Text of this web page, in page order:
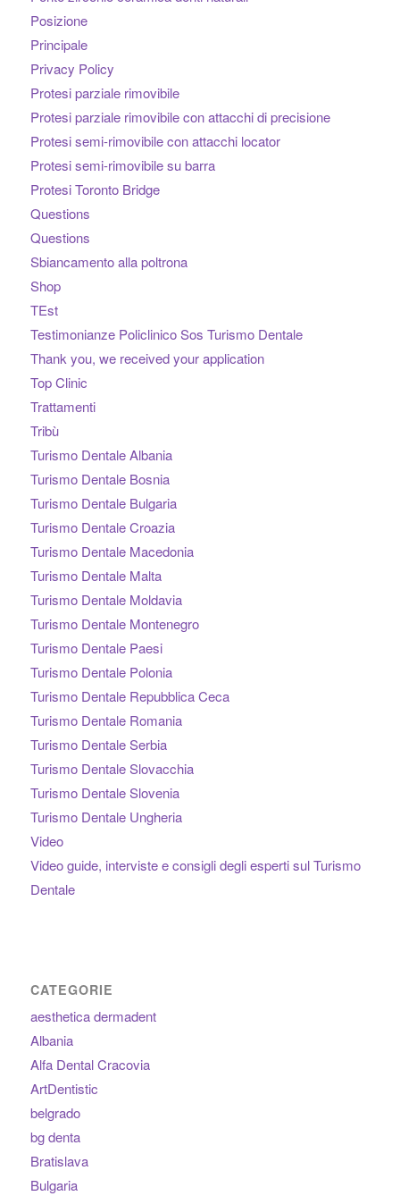
Posizione
Principale
Privacy Policy
Protesi parziale rimovibile
Protesi parziale rimovibile con attacchi di precisione
Protesi semi-rimovibile con attacchi locator
Protesi semi-rimovibile su barra
Protesi Toronto Bridge
Questions
Questions
Sbiancamento alla poltrona
Shop
TEst
Testimonianze Policlinico Sos Turismo Dentale
Thank you, we received your application
Top Clinic
Trattamenti
Tribù
Turismo Dentale Albania
Turismo Dentale Bosnia
Turismo Dentale Bulgaria
Turismo Dentale Croazia
Turismo Dentale Macedonia
Turismo Dentale Malta
Turismo Dentale Moldavia
Turismo Dentale Montenegro
Turismo Dentale Paesi
Turismo Dentale Polonia
Turismo Dentale Repubblica Ceca
Turismo Dentale Romania
Turismo Dentale Serbia
Turismo Dentale Slovacchia
Turismo Dentale Slovenia
Turismo Dentale Ungheria
Video
Video guide, interviste e consigli degli esperti sul Turismo
Dentale
CATEGORIE
aesthetica dermadent
Albania
Alfa Dental Cracovia
ArtDentistic
belgrado
bg denta
Bratislava
Bulgaria